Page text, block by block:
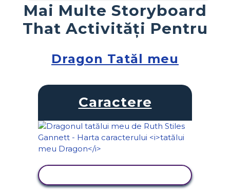
Mai Multe Storyboard
That Activități Pentru
Dragon Tatăl meu
Caractere